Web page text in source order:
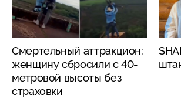
Смертельный аттракцион:
женщину сбросили с 40-
метровой высоты без
страховки